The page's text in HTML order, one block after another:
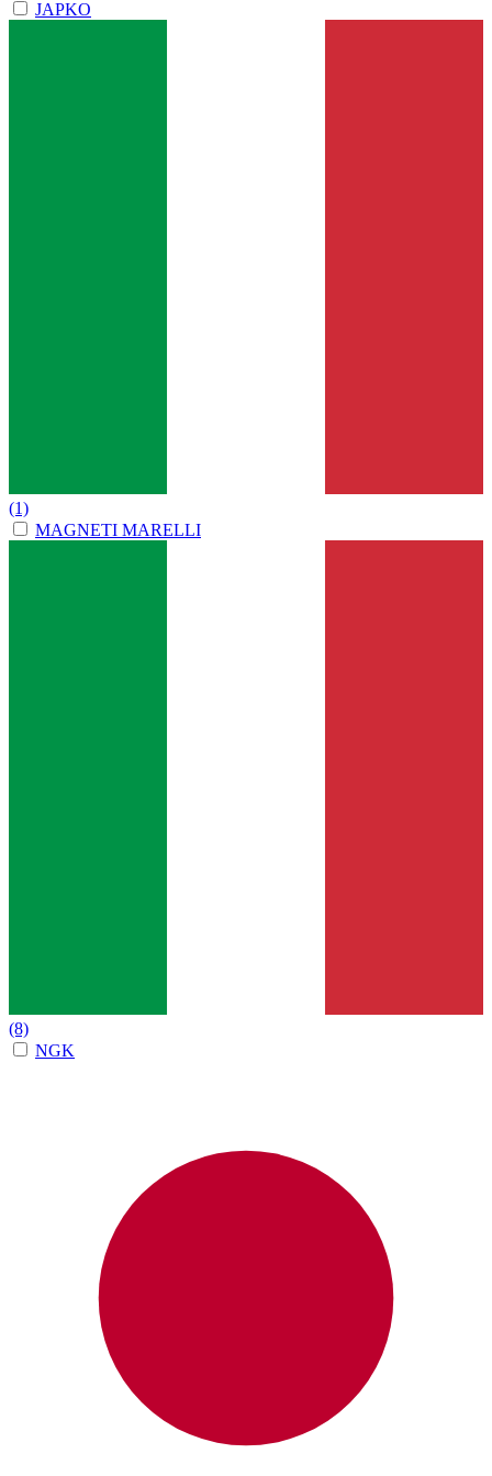
JAPKO
(1)
MAGNETI MARELLI
(8)
NGK